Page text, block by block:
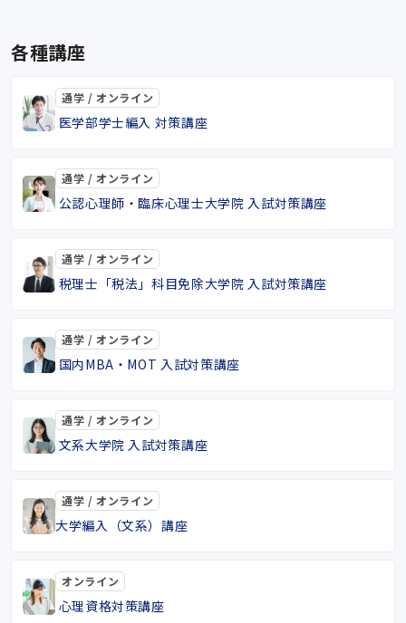
各種講座
通学 / オンライン
医学部学士編入 対策講座
通学 / オンライン
公認心理師・臨床心理士大学院 入試対策講座
通学 / オンライン
税理士「税法」科目免除大学院 入試対策講座
通学 / オンライン
国内MBA・MOT 入試対策講座
通学 / オンライン
文系大学院 入試対策講座
通学 / オンライン
大学編入（文系）講座
オンライン
心理資格対策講座